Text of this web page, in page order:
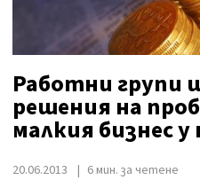
Работни групи
решения на
малкия бизнес у
20.06.2013 6 мин. за четене